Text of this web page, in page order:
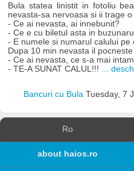
Bula statea linistit in fotoliu
nevasta-sa nervoasa si ii trage o
- Ce ai nevasta, ai innebunit?
- Ce e cu biletul asta in
- E numele si numarul calului pe
Dupa 10 min nevasta il
- Ce ai nevasta, ce s-a mai
- TE-A SUNAT CALUL!!!
...
Bancuri cu Bula Tuesday, 7
Ro
about haios.ro